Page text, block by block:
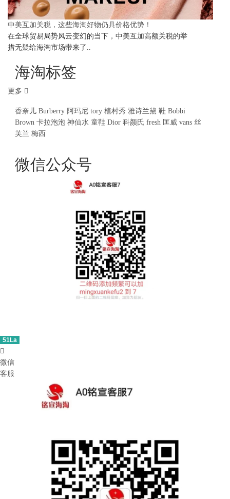
中美互加关税，这些海淘好物仍具价格优势！
在全球贸易局势风云变幻的当下，中美互加高额关税的举
措无疑给海淘市场带来了..
海淘标签
更多
香奈儿 Burberry 阿玛尼 tory 植村秀 雅诗兰黛 鞋 Bobbi
Brown 卡拉泡泡 神仙水 童鞋 Dior 科颜氏 fresh 匡威 vans 丝
芙兰 梅西
微信公众号
51La

微信
客服